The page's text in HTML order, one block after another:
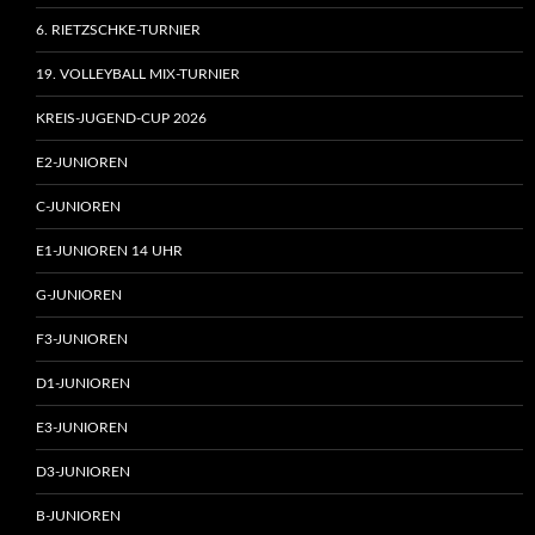
6. RIETZSCHKE-TURNIER
19. VOLLEYBALL MIX-TURNIER
KREIS-JUGEND-CUP 2026
E2-JUNIOREN
C-JUNIOREN
E1-JUNIOREN 14 UHR
G-JUNIOREN
F3-JUNIOREN
D1-JUNIOREN
E3-JUNIOREN
D3-JUNIOREN
B-JUNIOREN